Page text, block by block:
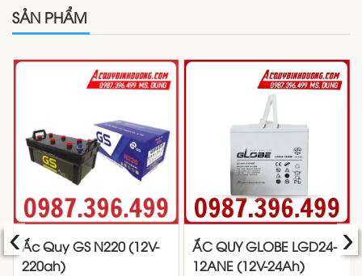
SẢN PHẨM
Ắc Quy GS N220 (12V-
220ah)
ẮC QUY GLOBE LGD24-
12ANE (12V-24Ah)
‹ ›